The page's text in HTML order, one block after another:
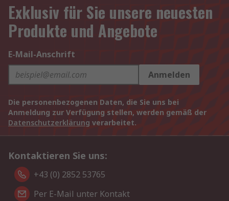
Exklusiv für Sie unsere neuesten
Produkte und Angebote
E-Mail-Anschrift
Anmelden
Die personenbezogenen Daten, die Sie uns bei
Anmeldung zur Verfügung stellen, werden gemäß der
Datenschutzerklärung verarbeitet.
Kontaktieren Sie uns:
+43 (0) 2852 53765
Per E-Mail unter Kontakt